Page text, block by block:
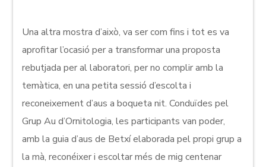
Una altra mostra d’això, va ser com fins i tot es va
aprofitar l’ocasió per a transformar una proposta
rebutjada per al laboratori, per no complir amb la
temàtica, en una petita sessió d’escolta i
reconeixement d’aus a boqueta nit. Conduïdes pel
Grup Au d’Ornitologia, les participants van poder,
amb la guia d’aus de Betxí elaborada pel propi grup a
la mà, reconéixer i escoltar més de mig centenar